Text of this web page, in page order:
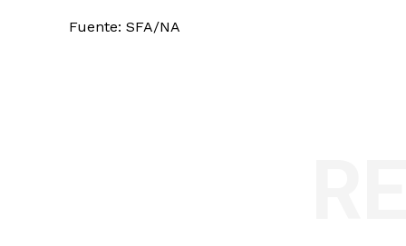
Fuente: SFA/NA